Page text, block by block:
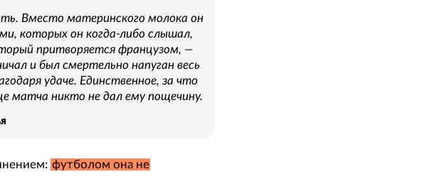
Вместо материнского молока он
которых он когда-либо слышал,
притворяется французом, —
и был смертельно напуган весь
удаче. Единственное, за что
матча никто не дал ему пощечину.
футболом она не